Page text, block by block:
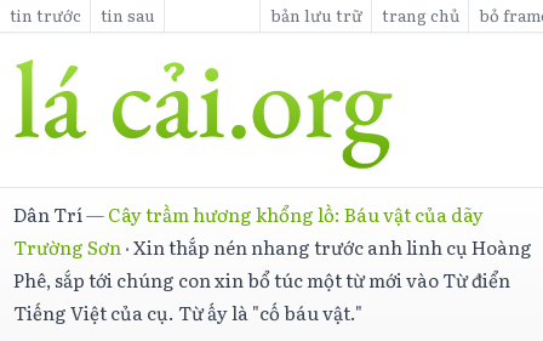
tin trước tin sau bản lưu trữ trang chủ bỏ
Dân Trí—Cây trầm hương khổng lồ: Báu vật của dãy
Trường Sơn ·Xin thắp nén nhang trước anh linh cụ Hoàng
Phê, sắp tới chúng con xin bổ túc một từ mới vào Từ điển
Tiếng Việt của cụ. Từ ấy là "cố báu vật."